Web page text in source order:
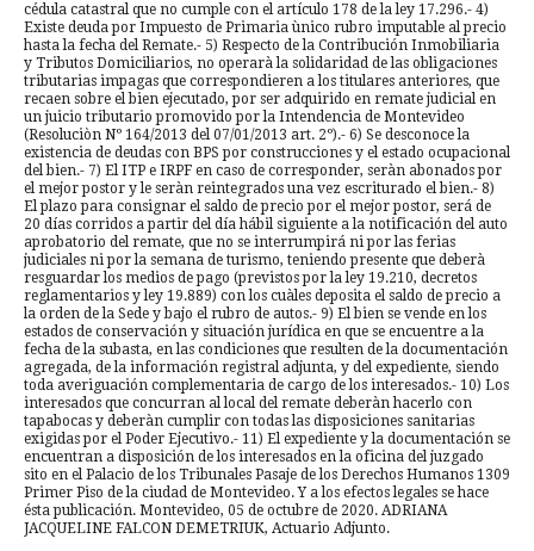
cédula catastral que no cumple con el artículo 178 de la ley 17.296.- 4)
Existe deuda por Impuesto de Primaria ùnico rubro imputable al precio
hasta la fecha del Remate.- 5) Respecto de la Contribución Inmobiliaria
y Tributos Domiciliarios, no operarà la solidaridad de las obligaciones
tributarias impagas que correspondieren a los titulares anteriores, que
recaen sobre el bien ejecutado, por ser adquirido en remate judicial en
un juicio tributario promovido por la Intendencia de Montevideo
(Resoluciòn Nº 164/2013 del 07/01/2013 art. 2º).- 6) Se desconoce la
existencia de deudas con BPS por construcciones y el estado ocupacional
del bien.- 7) El ITP e IRPF en caso de corresponder, seràn abonados por
el mejor postor y le seràn reintegrados una vez escriturado el bien.- 8)
El plazo para consignar el saldo de precio por el mejor postor, será de
20 días corridos a partir del día hábil siguiente a la notificación del auto
aprobatorio del remate, que no se interrumpirá ni por las ferias
judiciales ni por la semana de turismo, teniendo presente que deberà
resguardar los medios de pago (previstos por la ley 19.210, decretos
reglamentarios y ley 19.889) con los cuàles deposita el saldo de precio a
la orden de la Sede y bajo el rubro de autos.- 9) El bien se vende en los
estados de conservación y situación jurídica en que se encuentre a la
fecha de la subasta, en las condiciones que resulten de la documentación
agregada, de la información registral adjunta, y del expediente, siendo
toda averiguación complementaria de cargo de los interesados.- 10) Los
interesados que concurran al local del remate deberàn hacerlo con
tapabocas y deberàn cumplir con todas las disposiciones sanitarias
exigidas por el Poder Ejecutivo.- 11) El expediente y la documentación se
encuentran a disposición de los interesados en la oficina del juzgado
sito en el Palacio de los Tribunales Pasaje de los Derechos Humanos 1309
Primer Piso de la ciudad de Montevideo. Y a los efectos legales se hace
ésta publicación. Montevideo, 05 de octubre de 2020. ADRIANA
JACQUELINE FALCON DEMETRIUK, Actuario Adjunto.